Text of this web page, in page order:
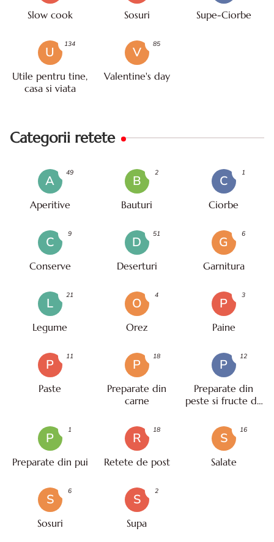
Slow cook Sosuri Supe-Ciorbe
U
Utile pentru tine,
casa si viata
134
V
Valentine's day
85
Categorii retete
A
Aperitive
49
B
Bauturi
2
C
Ciorbe
1
C
Conserve
9
D
Deserturi
51
G
Garnitura
6
L
Legume
21
O
Orez
4
P
Paine
3
P
Paste
11
P
Preparate din
carne
18
P
Preparate din
peste si fructe de
12
P
Preparate din pui
1
R
Retete de post
18
S
Salate
16
S
Sosuri
6
S
Supa
2